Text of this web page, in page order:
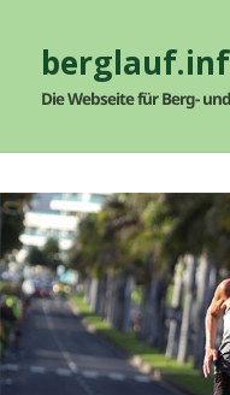
Die Webseite für Berg-